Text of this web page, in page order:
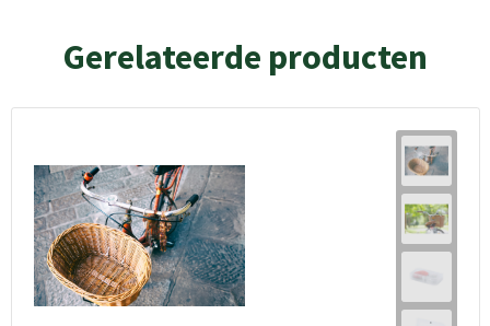
Gerelateerde producten